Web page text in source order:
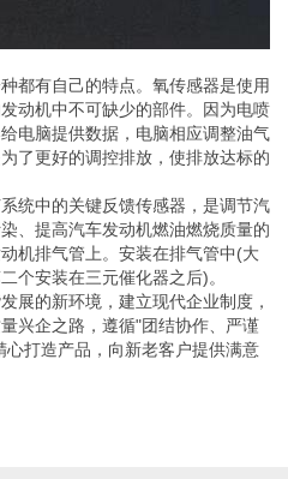
都有自己的特点。氧传感器是使用
动机中不可缺少的部件。因为电喷
电脑提供数据，电脑相应调整油气
了更好的调控排放，使排放达标的
统中的关键反馈传感器，是调节汽
、提高汽车发动机燃油燃烧质量的
机排气管上。安装在排气管中(大
个安装在三元催化器之后)。
展的新环境，建立现代企业制度，
兴企之路，遵循"团结协作、严谨
打造产品，向新老客户提供满意